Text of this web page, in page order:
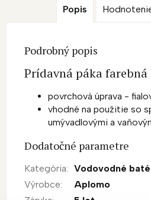
Popis
Podrobný popis
Prídavná páka
povrchová úprava -
vhodné na použitie so
umývadlovými a
Dodatočné parametre
Kategória: Vodovodné
Výrobce:
Aplomo